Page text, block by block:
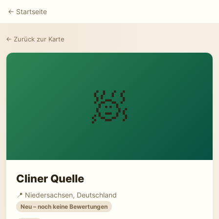
← Startseite
← Zurück zur Karte
🧖
Cliner Quelle
📍 Niedersachsen, Deutschland
Neu – noch keine Bewertungen